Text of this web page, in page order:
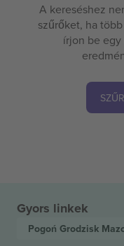
A kereséshez
szűrőket, ha
írjon be
Gyors linkek
Pogoń Grodzisk